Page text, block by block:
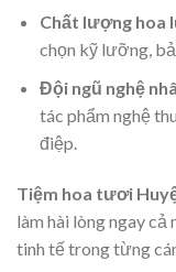
Chất lượng hoa
chọn kỹ lưỡng,
Đội ngũ nghệ
tác phẩm nghệ
điệp.
Tiệm hoa tươi
làm hài lòng ngay
tinh tế trong từng